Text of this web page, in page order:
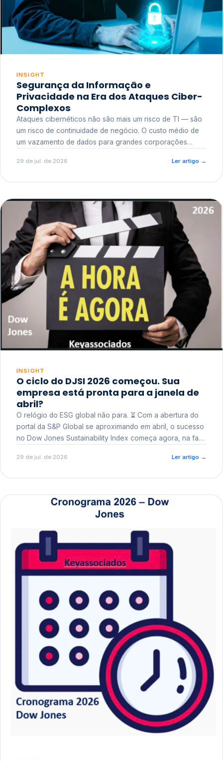
INSIGHT
Segurança da Informação e
Privacidade na Era dos Ataques Ciber-
Complexos
Ataques cibernéticos não são mais um risco de TI — são
um risco de continuidade de negócio. O custo médio de
um vazamento de dados para grandes corporações
reputacional e o risco regulatório junto a órgãos como a
29 de jul. de 2026 Ler artigo →
INSIGHT
O ciclo do DJSI 2026 começou. Sua
empresa está pronta para a janela de
abril?
O relógio do ESG global não para. ⏳ Com a abertura do
portal da S&P Global se aproximando em abril, o sucesso
no Dow Jones Sustainability Index começa agora, na fase
29 de jul. de 2026 Ler artigo →